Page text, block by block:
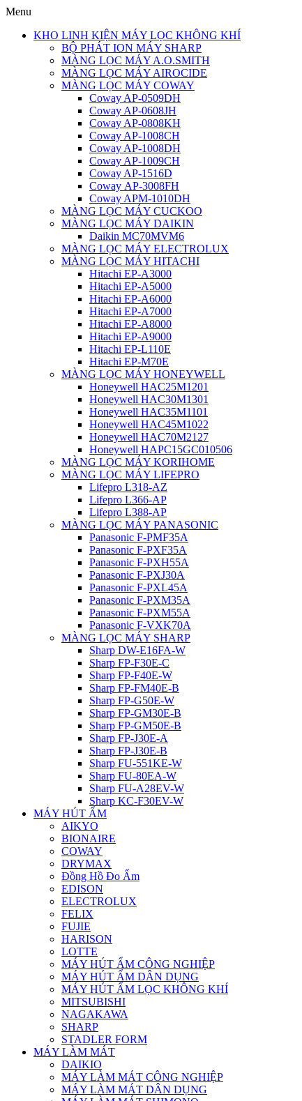
Menu
KHO LINH KIỆN MÁY LỌC KHÔNG KHÍ
BỘ PHÁT ION MÁY SHARP
MÀNG LỌC MÁY A.O.SMITH
MÀNG LỌC MÁY AIROCIDE
MÀNG LỌC MÁY COWAY
Coway AP-0509DH
Coway AP-0608JH
Coway AP-0808KH
Coway AP-1008CH
Coway AP-1008DH
Coway AP-1009CH
Coway AP-1516D
Coway AP-3008FH
Coway APM-1010DH
MÀNG LỌC MÁY CUCKOO
MÀNG LỌC MÁY DAIKIN
Daikin MC70MVM6
MÀNG LỌC MÁY ELECTROLUX
MÀNG LỌC MÁY HITACHI
Hitachi EP-A3000
Hitachi EP-A5000
Hitachi EP-A6000
Hitachi EP-A7000
Hitachi EP-A8000
Hitachi EP-A9000
Hitachi EP-L110E
Hitachi EP-M70E
MÀNG LỌC MÁY HONEYWELL
Honeywell HAC25M1201
Honeywell HAC30M1301
Honeywell HAC35M1101
Honeywell HAC45M1022
Honeywell HAC70M2127
Honeywell HAPC15GC010506
MÀNG LỌC MÁY KORIHOME
MÀNG LỌC MÁY LIFEPRO
Lifepro L318-AZ
Lifepro L366-AP
Lifepro L388-AP
MÀNG LỌC MÁY PANASONIC
Panasonic F-PMF35A
Panasonic F-PXF35A
Panasonic F-PXH55A
Panasonic F-PXJ30A
Panasonic F-PXL45A
Panasonic F-PXM35A
Panasonic F-PXM55A
Panasonic F-VXK70A
MÀNG LỌC MÁY SHARP
Sharp DW-E16FA-W
Sharp FP-F30E-C
Sharp FP-F40E-W
Sharp FP-FM40E-B
Sharp FP-G50E-W
Sharp FP-GM30E-B
Sharp FP-GM50E-B
Sharp FP-J30E-A
Sharp FP-J30E-B
Sharp FU-551KE-W
Sharp FU-80EA-W
Sharp FU-A28EV-W
Sharp KC-F30EV-W
MÁY HÚT ẨM
AIKYO
BIONAIRE
COWAY
DRYMAX
Đồng Hồ Đo Ẩm
EDISON
ELECTROLUX
FELIX
FUJIE
HARISON
LOTTE
MÁY HÚT ẨM CÔNG NGHIỆP
MÁY HÚT ẨM DÂN DỤNG
MÁY HÚT ẨM LỌC KHÔNG KHÍ
MITSUBISHI
NAGAKAWA
SHARP
STADLER FORM
MÁY LÀM MÁT
DAIKIO
MÁY LÀM MÁT CÔNG NGHIỆP
MÁY LÀM MÁT DÂN DỤNG